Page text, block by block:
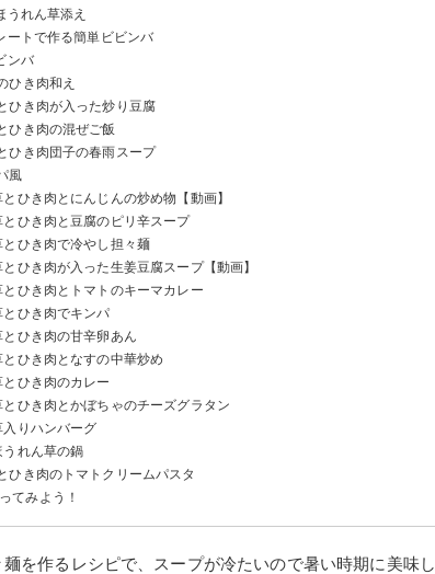
うれん草添え
ートで作る簡単ビビンバ
ンバ
ひき肉和え
ひき肉が入った炒り豆腐
ひき肉の混ぜご飯
ひき肉団子の春雨スープ
風
ひき肉とにんじんの炒め物【動画】
ひき肉と豆腐のピリ辛スープ
ひき肉で冷やし担々麺
ひき肉が入った生姜豆腐スープ【動画】
ひき肉とトマトのキーマカレー
とひき肉でキンパ
ひき肉の甘辛卵あん
ひき肉となすの中華炒め
ひき肉のカレー
ひき肉とかぼちゃのチーズグラタン
入りハンバーグ
うれん草の鍋
ひき肉のトマトクリームパスタ
てみよう！
を作るレシピで、スープが冷たいので暑い時期に美味し